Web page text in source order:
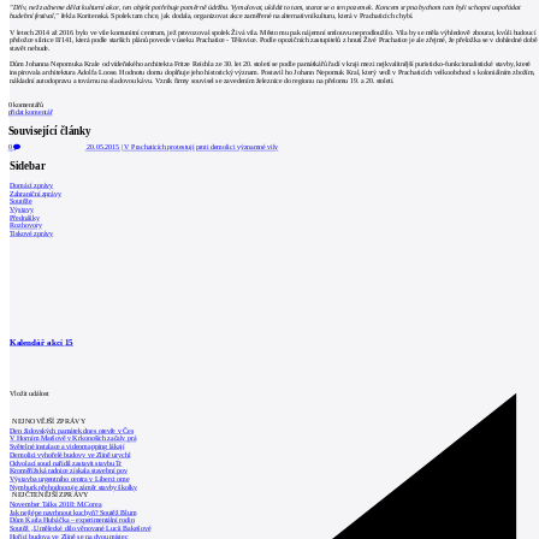
"Dřív, než začneme dělat kulturní akce, ten objekt potřebuje poměrně údržbu. Vymalovat, uklidit to tam, starat se o ten pozemek. Koncem srpna bychom tam byli schopni uspořádat
hudební festival," řekla Koritenská. Spolek tam chce, jak dodala, organizovat akce zaměřené na alternativní kulturu, která v Prachaticích chybí.
V letech 2014 až 2016 bylo ve vile komunitní centrum, jež provozoval spolek Živá vila. Město mu pak nájemní smlouvu neprodloužilo. Vila by se měla výhledově zbourat, kvůli budoucí
přeložce silnice II/141, která podle starších plánů povede v úseku Prachatice - Těšovice. Podle opozičních zastupitelů z hnutí Živé Prachatice je ale zřejmé, že přeložka se v dohledné době
stavět nebude.
Dům Johanna Nepomuka Krale od vídeňského architekta Fritze Reichla ze 30. let 20. století se podle památkářů řadí v kraji mezi nejkvalitnější puristicko-funkcionalistické stavby, které
inspirovala architektura Adolfa Loose. Hodnotu domu doplňuje jeho historický význam. Postavil ho Johann Nepomuk Kral, který vedl v Prachaticích velkoobchod s koloniálním zbožím,
nákladní autodopravu a továrnu na sladovou kávu. Vznik firmy souvisel se zavedením železnice do regionu na přelomu 19. a 20. století.
0komentářů
přidat komentář
Související články
0 20.05.2015 |V Prachaticích protestují proti demolici významné vily
Sidebar
Domácí zprávy
Zahraniční zprávy
Soutěže
Výstavy
Přednášky
Rozhovory
Tiskové zprávy
Kalendář akcí 15
Vložit událost
NEJNOVĚJŠÍ ZPRÁVY
Den židovských památek dnes otevře v Čes
V Horním Maršově v Krkonoších začaly prá
Světelné instalace a videomapping lákají
Demolici vyhořelé budovy ve Zlíně urychl
Odvolací soud nařídil zastavit stavbu Tr
Kroměřížská radnice získala stavební pov
Výstavba urgentního centra v Liberci ome
Nymburk přehodnocuje záměr stavby školky
NEJČTENĚJŠÍ ZPRÁVY
November Talks 2018: M.Corea
Jak nejlépe navrhnout kuchyň? Soutěž Blum
Dům Karla Hubáčka – experimentální rodin
Soutěž „Umělecké dílo věnované Lucii Bakešové
Hořící budova ve Zlíně se na dvou místec